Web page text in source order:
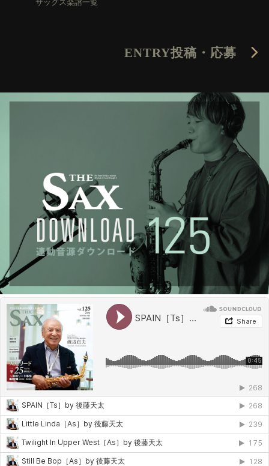
サックス楽譜一覧
ENTRY投稿・応募